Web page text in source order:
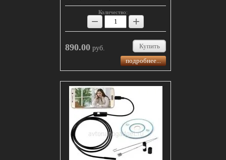
Количество:
− +
890.00 руб.
Купить
подробнее...